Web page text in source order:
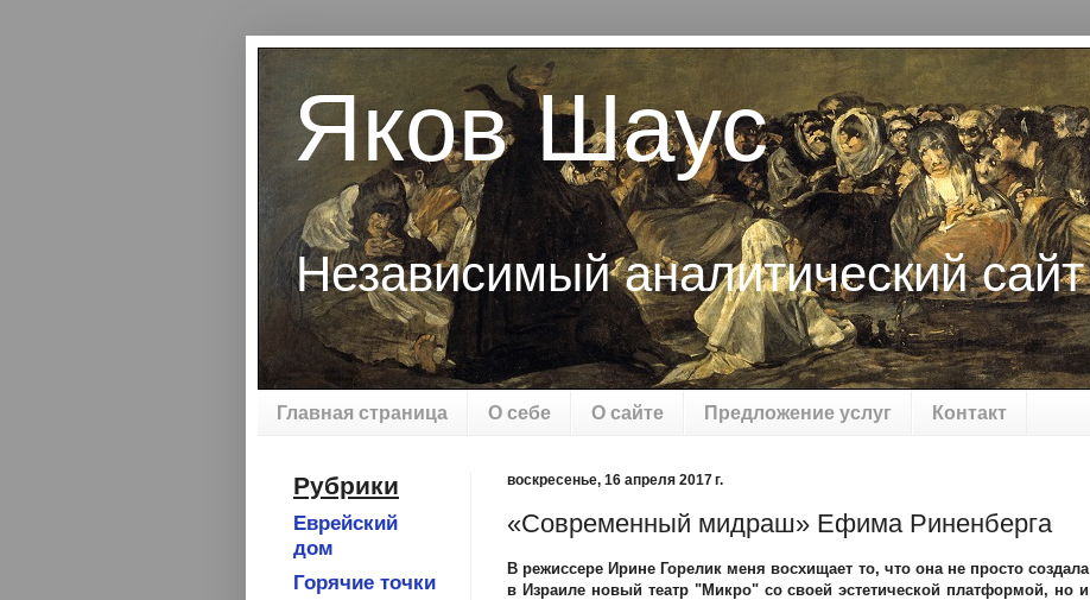
Яков Шаус
Независимый аналитический сайт
Главная страница О себе О сайте Предложение услуг Контакт
воскресенье, 16 апреля 2017 г.
«Современный мидраш» Ефима Риненберга
В режиссере Ирине Горелик меня восхищает то, что она не просто создала
в Израиле новый театр "Микро" со своей эстетической платформой, но и
Рубрики
Еврейский
дом
Горячие точки